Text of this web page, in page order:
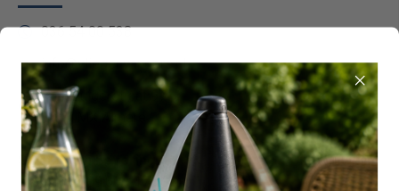
036 54 00 538
info@vliegenvangers.nl
Zandzuigerstraat 97
1333 MX Almere
Support en Levering
Ma. t/m vr. 09.00 - 17.00 uur